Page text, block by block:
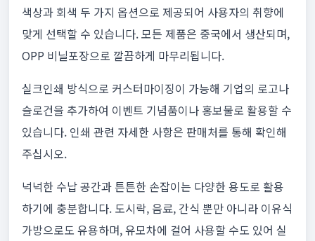
색상과 회색 두 가지 옵션으로 제공되어 사용자의 취향에
맞게 선택할 수 있습니다. 모든 제품은 중국에서 생산되며,
OPP 비닐포장으로 깔끔하게 마무리됩니다.
실크인쇄 방식으로 커스터마이징이 가능해 기업의 로고나
슬로건을 추가하여 이벤트 기념품이나 홍보물로 활용할 수
있습니다. 인쇄 관련 자세한 사항은 판매처를 통해 확인해
주십시오.
넉넉한 수납 공간과 튼튼한 손잡이는 다양한 용도로 활용
하기에 충분합니다. 도시락, 음료, 간식 뿐만 아니라 이유식
가방으로도 유용하며, 유모차에 걸어 사용할 수도 있어 실